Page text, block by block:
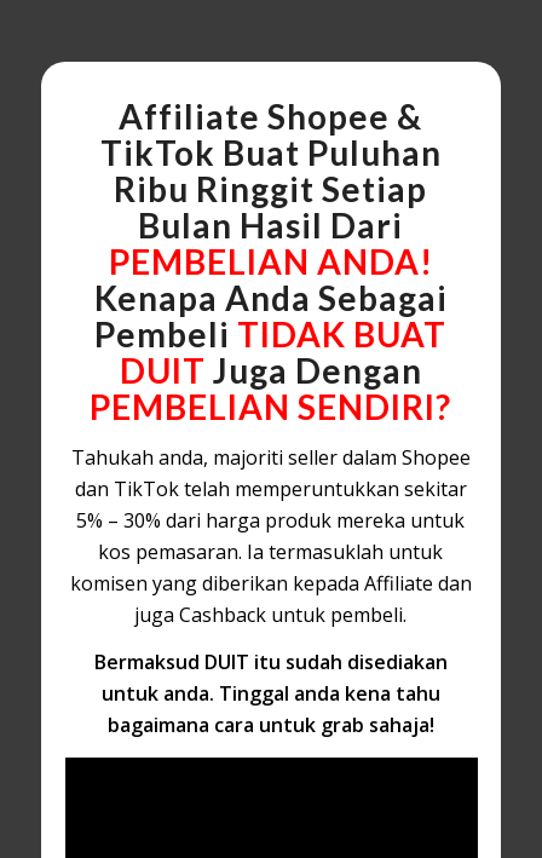
Affiliate Shopee &
TikTok Buat Puluhan
Ribu Ringgit Setiap
Bulan Hasil Dari
PEMBELIAN ANDA!
Kenapa Anda Sebagai
Pembeli TIDAK BUAT
DUIT Juga Dengan
PEMBELIAN SENDIRI?
Tahukah anda, majoriti seller dalam Shopee
dan TikTok telah memperuntukkan sekitar
5% – 30% dari harga produk mereka untuk
kos pemasaran. Ia termasuklah untuk
komisen yang diberikan kepada Affiliate dan
juga Cashback untuk pembeli.
Bermaksud DUIT itu sudah disediakan
untuk anda. Tinggal anda kena tahu
bagaimana cara untuk grab sahaja!